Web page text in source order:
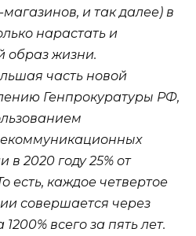
и так далее) в
нарастать и
образ жизни.
часть новой
Генпрокуратуры РФ,
в 2020 году 25% от
есть, каждое четвертое
совершается через
всего за пять лет.